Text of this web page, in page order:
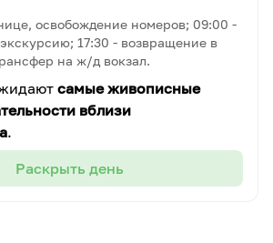
освобождение номеров; 09:00 -
17:30 - возвращение в
на ж/д вокзал.
самые живописные
вблизи
.
Раскрыть день